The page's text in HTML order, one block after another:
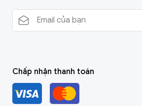
Chấp nhận thanh toán